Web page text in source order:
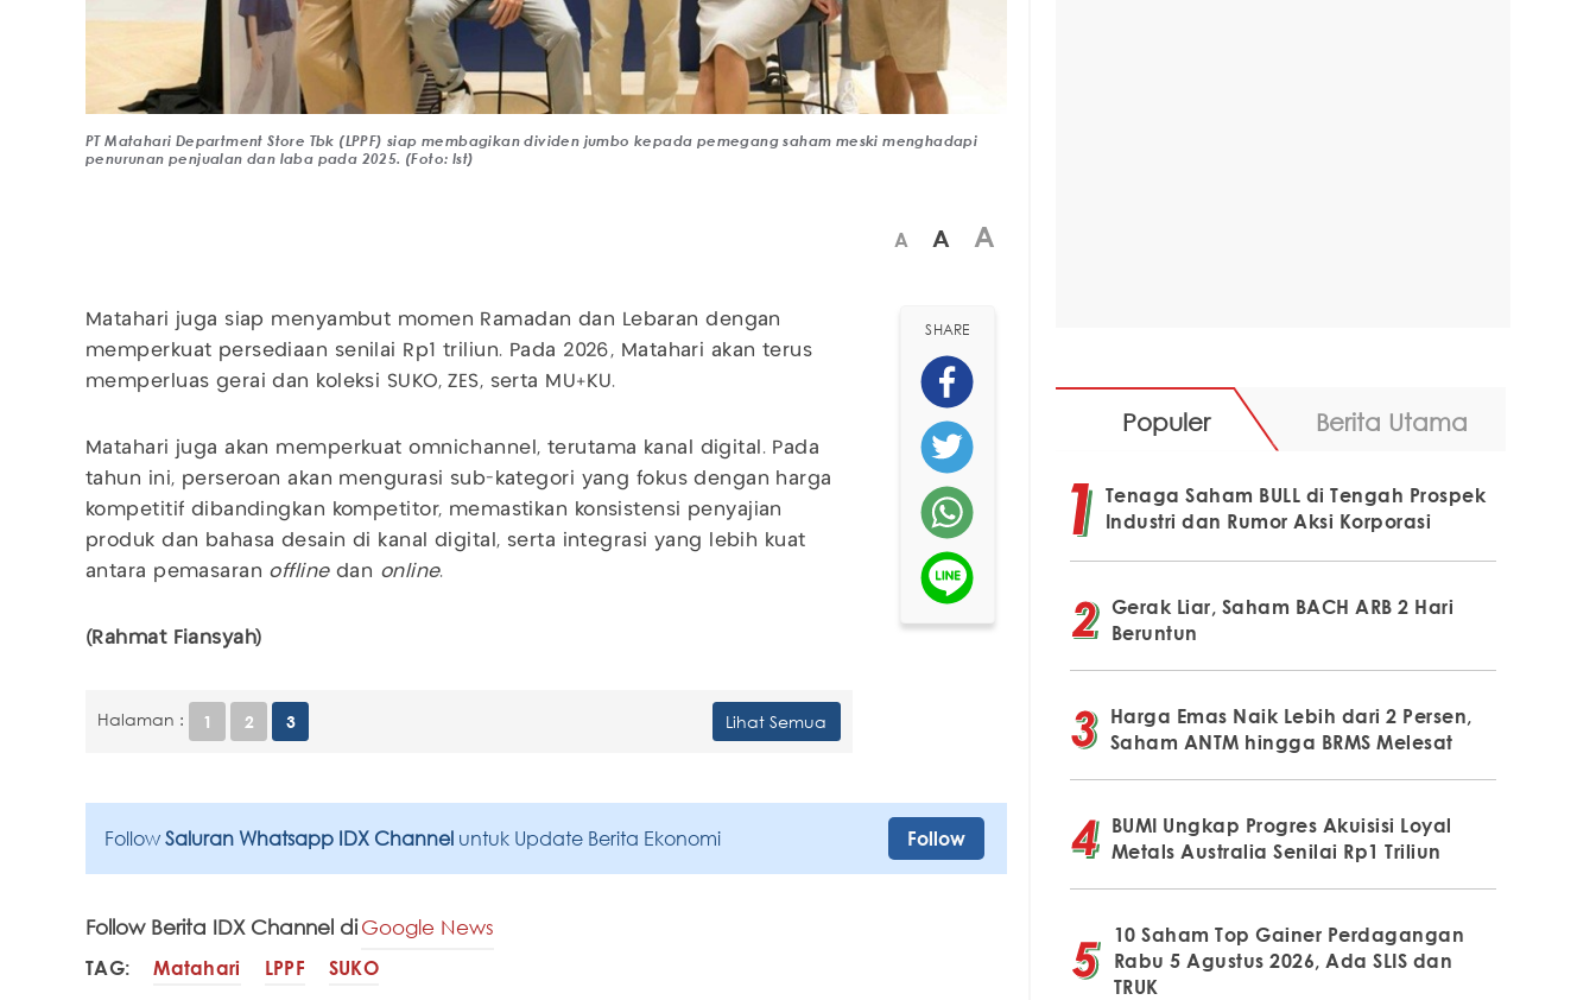
PT Matahari Department Store Tbk (LPPF) siap membagikan dividen jumbo kepada pemegang saham meski menghadapi
penurunan penjualan dan laba pada 2025. (Foto: Ist)
A A A
Matahari juga siap menyambut momen Ramadan dan Lebaran dengan
memperkuat persediaan senilai Rp1 triliun. Pada 2026, Matahari akan terus
memperluas gerai dan koleksi SUKO, ZES, serta MU+KU.
Matahari juga akan memperkuat omnichannel, terutama kanal digital. Pada
tahun ini, perseroan akan mengurasi sub-kategori yang fokus dengan harga
kompetitif dibandingkan kompetitor, memastikan konsistensi penyajian
produk dan bahasa desain di kanal digital, serta integrasi yang lebih kuat
antara pemasaran offlinedan online.
(Rahmat Fiansyah)
Halaman : 1 2 3 Lihat Semua
SHARE
Follow Saluran Whatsapp IDX Channel untuk Update Berita Ekonomi Follow
Follow Berita IDX Channel diGoogle News
TAG: Matahari LPPF SUKO
Populer Berita Utama
Tenaga Saham BULL di Tengah Prospek
Industri dan Rumor Aksi Korporasi
Gerak Liar, Saham BACH ARB 2 Hari
Beruntun
Harga Emas Naik Lebih dari 2 Persen,
Saham ANTM hingga BRMS Melesat
BUMI Ungkap Progres Akuisisi Loyal
Metals Australia Senilai Rp1 Triliun
10 Saham Top Gainer Perdagangan
Rabu 5 Agustus 2026, Ada SLIS dan
TRUK